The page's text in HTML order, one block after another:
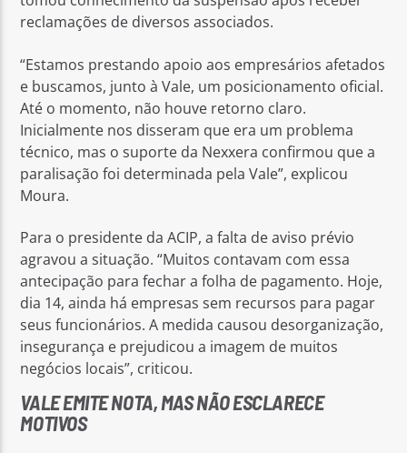
reclamações de diversos associados.
“Estamos prestando apoio aos empresários afetados
e buscamos, junto à Vale, um posicionamento oficial.
Até o momento, não houve retorno claro.
Inicialmente nos disseram que era um problema
técnico, mas o suporte da Nexxera confirmou que a
paralisação foi determinada pela Vale”, explicou
Moura.
Para o presidente da ACIP, a falta de aviso prévio
agravou a situação. “Muitos contavam com essa
antecipação para fechar a folha de pagamento. Hoje,
dia 14, ainda há empresas sem recursos para pagar
seus funcionários. A medida causou desorganização,
insegurança e prejudicou a imagem de muitos
negócios locais”, criticou.
VALE EMITE NOTA, MAS NÃO ESCLARECE
MOTIVOS